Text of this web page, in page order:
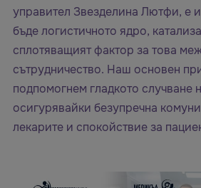
управител Звезделина Лютфи, е
бъде логистичното ядро,
сплотяващият фактор за това
сътрудничество. Наш основен
подпомогнем гладкото случване
осигурявайки безупречна
лекарите и спокойствие за